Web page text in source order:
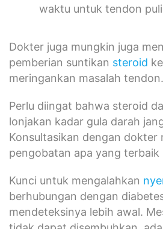
waktu untuk tendon
Dokter juga mungkin juga
pemberian suntikan steroid
meringankan masalah tendon.
Perlu diingat bahwa steroid
lonjakan kadar gula darah
Konsultasikan dengan dokter
pengobatan apa yang terbaik
Kunci untuk mengalahkan
berhubungan dengan
mendeteksinya lebih awal.